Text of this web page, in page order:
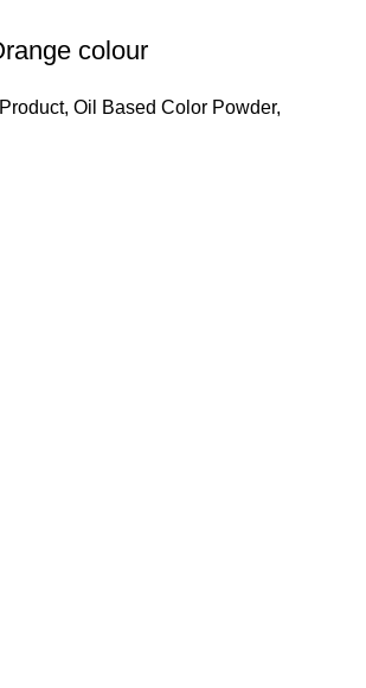
colour
, Oil Based Color Powder,